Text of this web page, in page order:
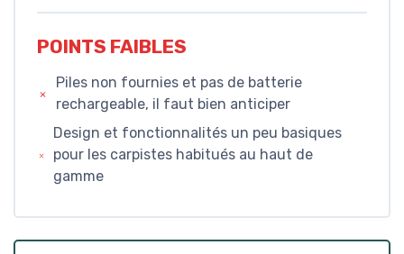
POINTS FAIBLES
Piles non fournies et pas de batterie
rechargeable, il faut bien anticiper
Design et fonctionnalités un peu basiques
pour les carpistes habitués au haut de
gamme